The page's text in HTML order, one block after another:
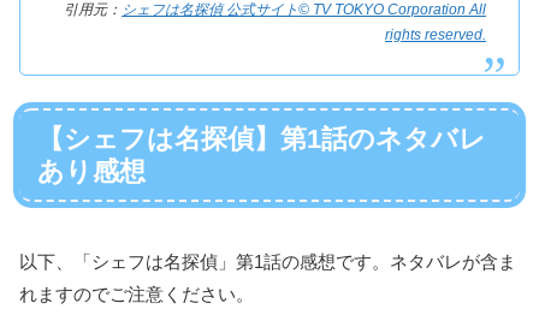
引用元： シェフは名探偵 公式サイト© TV TOKYO Corporation All
rights reserved.
【シェフは名探偵】第1話のネタバレ
あり感想
以下、「シェフは名探偵」第1話の感想です。ネタバレが含ま
れますのでご注意ください。